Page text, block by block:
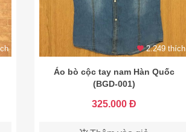
2.249 thích
Áo bò cộc tay nam Hàn Quốc
(BGD-001)
325.000 Đ